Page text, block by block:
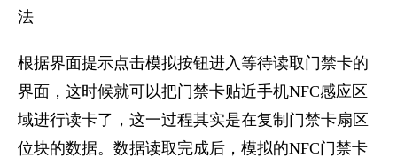
根据界面提示点击模拟按钮进入等待读取门禁卡的
界面，这时候就可以把门禁卡贴近手机NFC感应区
域进行读卡了，这一过程其实是在复制门禁卡扇区
位块的数据。数据读取完成后，模拟的NFC门禁卡